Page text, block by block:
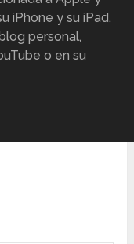
iPhone y su iPad.
personal,
o en su